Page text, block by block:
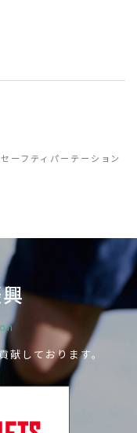
ーフティパーテーション
献しております。